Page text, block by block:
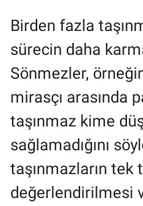
Birden fazla
sürecin daha
Sönmezler,
mirasçı arasında
taşınmaz kime
sağlamadığını
taşınmazların
değerlendirilmesi